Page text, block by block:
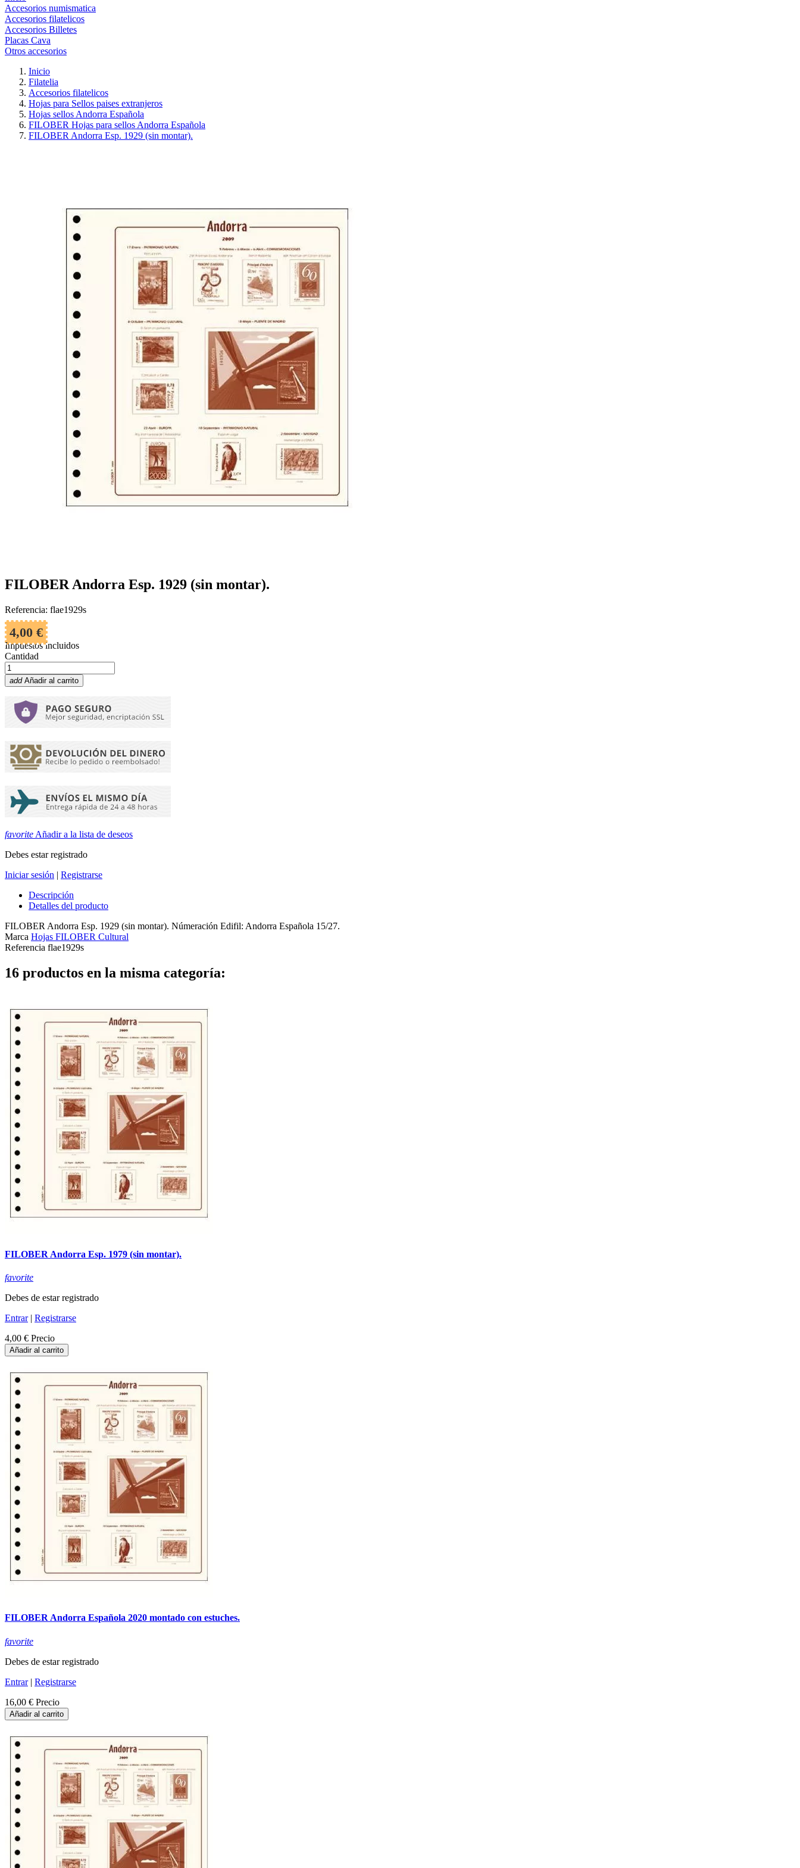
Accesorios numismatica
Accesorios filatelicos
Accesorios Billetes
Placas Cava
Otros accesorios
Inicio
Filatelia
Accesorios filatelicos
Hojas para Sellos paises extranjeros
Hojas sellos Andorra Española
FILOBER Hojas para sellos Andorra Española
FILOBER Andorra Esp. 1929 (sin montar).
FILOBER Andorra Esp. 1929 (sin montar).
Referencia: flae1929s
4,00 €
Impuestos incluidos
Cantidad
add Añadir al carrito
favorite Añadir a la lista de deseos
Debes estar registrado
Iniciar sesión | Registrarse
Descripción
Detalles del producto
FILOBER Andorra Esp. 1929 (sin montar). Númeración Edifil: Andorra Española 15/27.
Marca Hojas FILOBER Cultural
Referencia flae1929s
16 productos en la misma categoría:
FILOBER Andorra Esp. 1979 (sin montar).
favorite
Debes de estar registrado
Entrar| Registrarse
4,00 € Precio
Añadir al carrito
FILOBER Andorra Española 2020 montado con estuches.
favorite
Debes de estar registrado
Entrar| Registrarse
16,00 € Precio
Añadir al carrito